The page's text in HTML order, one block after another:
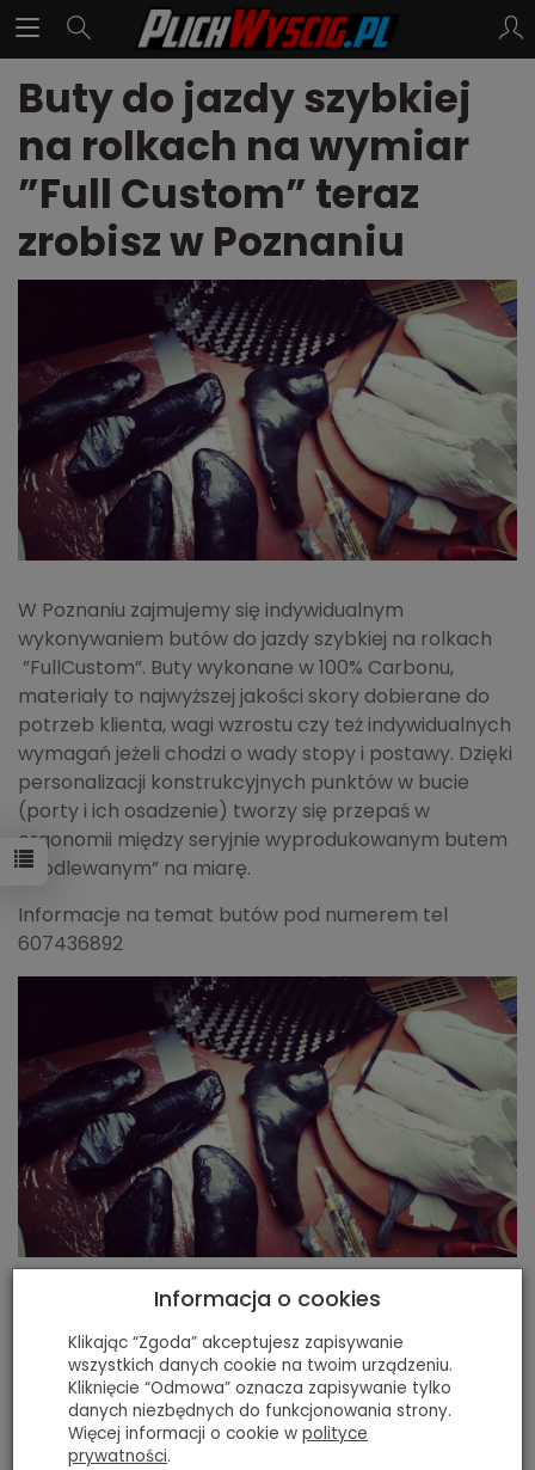
Buty do jazdy szybkiej
na rolkach na wymiar
”Full Custom” teraz
zrobisz w Poznaniu
W Poznaniu zajmujemy się indywidualnym
wykonywaniem butów do jazdy szybkiej na rolkach
”FullCustom”. Buty wykonane w 100% Carbonu,
materiały to najwyższej jakości skory dobierane do
potrzeb klienta, wagi wzrostu czy też indywidualnych
wymagań jeżeli chodzi o wady stopy i postawy. Dzięki
personalizacji konstrukcyjnych punktów w bucie
(porty i ich osadzenie) tworzy się przepaś w
ergonomii między seryjnie wyprodukowanym butem
a „odlewanym” na miarę.
Informacje na temat butów pod numerem tel
607436892
Informacja o cookies
Klikając “Zgoda” akceptujesz zapisywanie
wszystkich danych cookie na twoim urządzeniu.
Kliknięcie “Odmowa” oznacza zapisywanie tylko
danych niezbędnych do funkcjonowania strony.
Więcej informacji o cookie w polityce
prywatności.